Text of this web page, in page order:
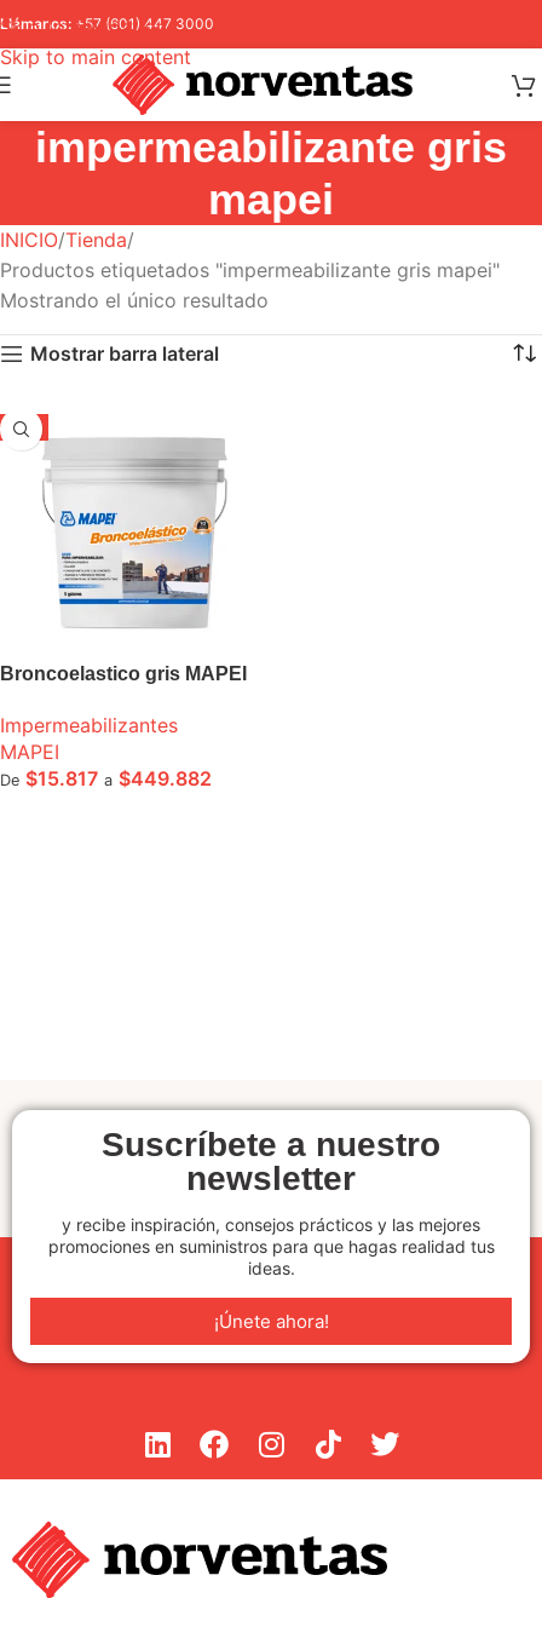
Skip to navigation
Skip to main content
Llámanos: +57 (601) 447 3000
impermeabilizante gris
mapei
INICIO Tienda
Productos etiquetados "impermeabilizante gris mapei"
Mostrando el único resultado
Mostrar barra lateral
-5%
Broncoelastico gris MAPEI
Impermeabilizantes
MAPEI
De $15.817 a $449.882
Suscríbete a nuestro
newsletter
y recibe inspiración, consejos prácticos y las mejores
promociones en suministros para que hagas realidad tus
ideas.
¡Únete ahora!